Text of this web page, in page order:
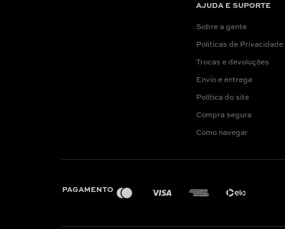
AJUDA E SUPORTE
Sobre a gente
Politicas de Privacidade
Trocas e devoluções
Envio e entrega
Política do site
Compra segura
Como navegar
PAGAMENTO